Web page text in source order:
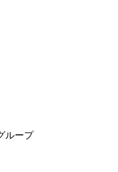
ループ